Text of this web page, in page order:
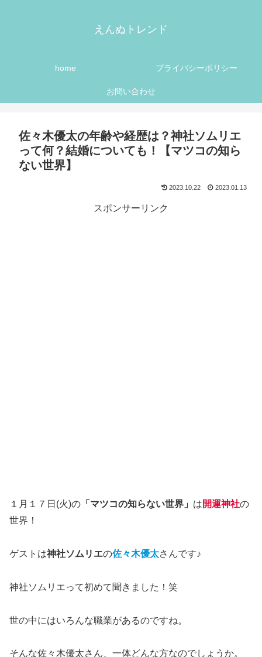
えんぬトレンド
home プライバシーポリシー
お問い合わせ
佐々木優太の年齢や経歴は？神社ソムリエ
って何？結婚についても！【マツコの知ら
ない世界】
2023.10.22 2023.01.13
スポンサーリンク
１月１７日(火)の 「マツコの知らない世界」 は開運神社の
世界！
ゲストは神社ソムリエの佐々木優太さんです♪
神社ソムリエって初めて聞きました！笑
世の中にはいろんな職業があるのですね。
そんな佐々木優太さん、一体どんな方なのでしょうか。